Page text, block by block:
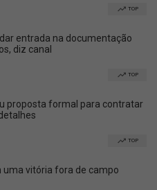
TOP
entrada na documentação
diz canal
TOP
proposta formal para contratar
TOP
uma vitória fora de campo